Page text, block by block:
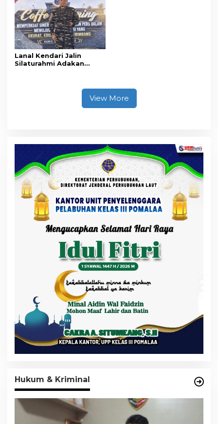
Daerah
Lanal Kendari Jalin
Silaturahmi Adakan
View More
Hukum & Kriminal